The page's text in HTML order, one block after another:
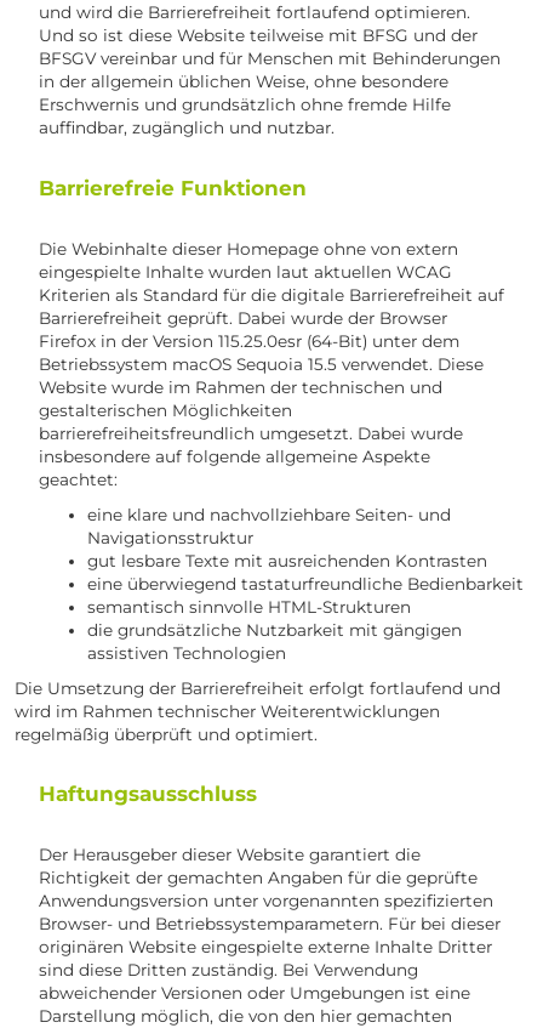
und wird die Barrierefreiheit fortlaufend optimieren.
Und so ist diese Website teilweise mit BFSG und der
BFSGV vereinbar und für Menschen mit Behinderungen
in der allgemein üblichen Weise, ohne besondere
Erschwernis und grundsätzlich ohne fremde Hilfe
auffindbar, zugänglich und nutzbar.
Barrierefreie Funktionen
Die Webinhalte dieser Homepage ohne von extern
eingespielte Inhalte wurden laut aktuellen WCAG
Kriterien als Standard für die digitale Barrierefreiheit auf
Barrierefreiheit geprüft. Dabei wurde der Browser
Firefox in der Version 115.25.0esr (64-Bit) unter dem
Betriebssystem macOS Sequoia 15.5 verwendet. Diese
Website wurde im Rahmen der technischen und
gestalterischen Möglichkeiten
barrierefreiheitsfreundlich umgesetzt. Dabei wurde
insbesondere auf folgende allgemeine Aspekte
geachtet:
eine klare und nachvollziehbare Seiten- und
Navigationsstruktur
gut lesbare Texte mit ausreichenden Kontrasten
eine überwiegend tastaturfreundliche Bedienbarkeit
semantisch sinnvolle HTML-Strukturen
die grundsätzliche Nutzbarkeit mit gängigen
assistiven Technologien
Die Umsetzung der Barrierefreiheit erfolgt fortlaufend und
wird im Rahmen technischer Weiterentwicklungen
regelmäßig überprüft und optimiert.
Haftungsausschluss
Der Herausgeber dieser Website garantiert die
Richtigkeit der gemachten Angaben für die geprüfte
Anwendungsversion unter vorgenannten spezifizierten
Browser- und Betriebssystemparametern. Für bei dieser
originären Website eingespielte externe Inhalte Dritter
sind diese Dritten zuständig. Bei Verwendung
abweichender Versionen oder Umgebungen ist eine
Darstellung möglich, die von den hier gemachten